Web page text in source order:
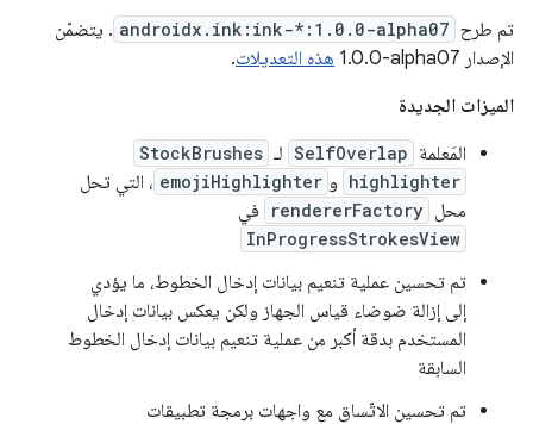
تم طرح androidx.ink:ink-*:1.0.0-alpha07 . يتضمّن
الإصدار ‎1.0.0-alpha07
هذه التعديلات.
الميزات الجديدة
المَعلمة SelfOverlap لـ StockBrushes
highlighter و emojiHighlighter ، التي تحل
محل rendererFactory في
InProgressStrokesView
تم تحسين عملية تنعيم بيانات إدخال الخطوط، ما يؤدي
إلى إزالة ضوضاء قياس الجهاز ولكن يعكس بيانات إدخال
المستخدم بدقة أكبر من عملية تنعيم بيانات إدخال الخطوط
السابقة
تم تحسين الاتّساق مع واجهات برمجة تطبيقات